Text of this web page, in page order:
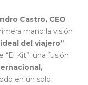
Castro, CEO
mano la visión
del viajero”.
“El Kit”: una fusión
en un solo